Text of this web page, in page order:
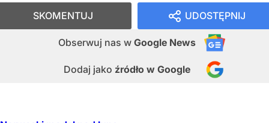
UDOSTĘPNIJ
Obserwuj nas w Google News
Dodaj jako źródło w Google
SKOMENTUJ